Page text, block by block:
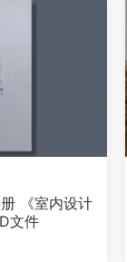
《室内设计
文件